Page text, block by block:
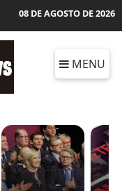
08 DE AGOSTO DE 2026
MENU